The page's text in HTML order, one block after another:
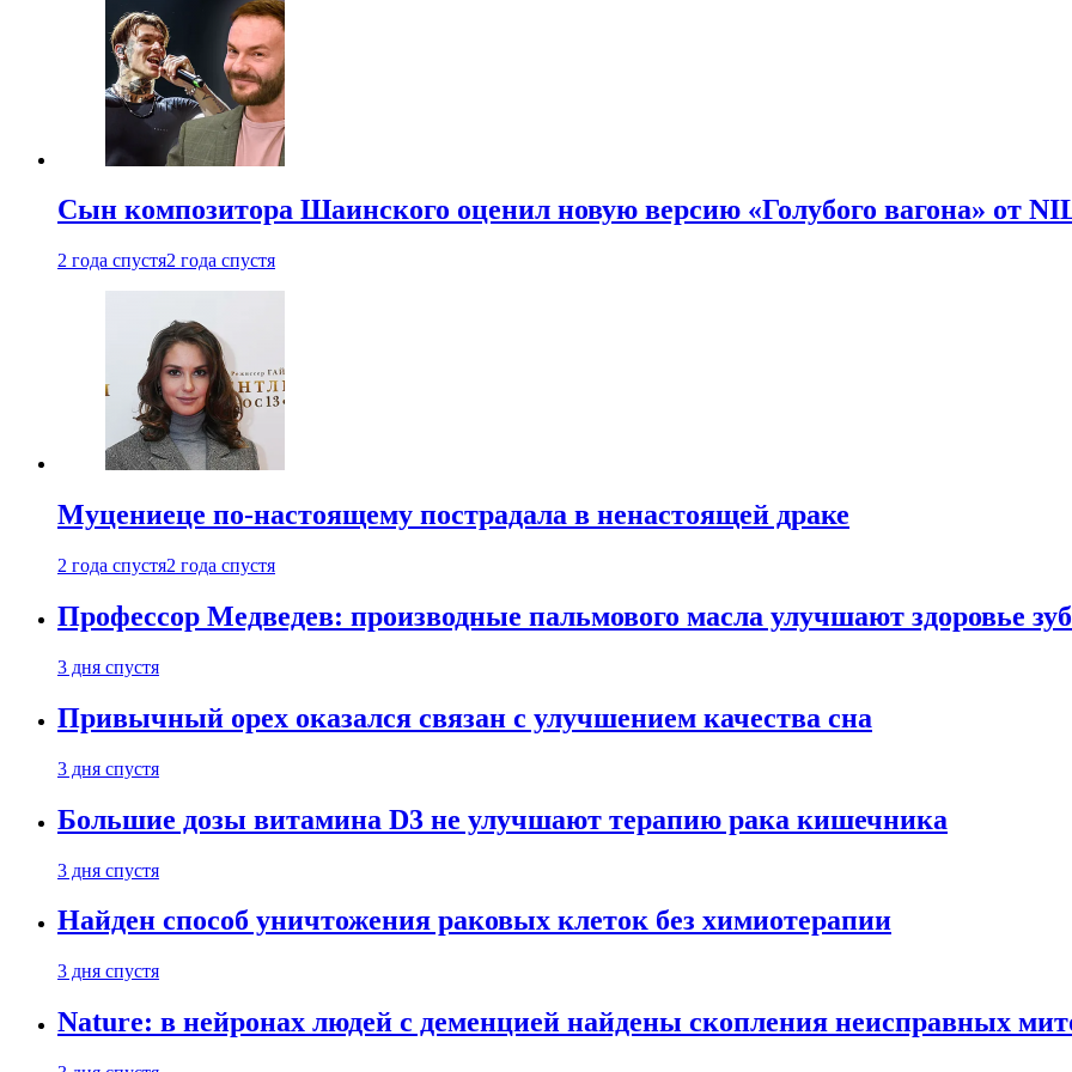
Сын композитора Шаинского оценил новую версию «Голубого вагона» от
2 года спустя2 года спустя
Муцениеце по-настоящему пострадала в ненастоящей драке
2 года спустя2 года спустя
Профессор Медведев: производные пальмового масла улучшают здоровье
3 дня спустя
Привычный орех оказался связан с улучшением качества сна
3 дня спустя
Большие дозы витамина D3 не улучшают терапию рака кишечника
3 дня спустя
Найден способ уничтожения раковых клеток без химиотерапии
3 дня спустя
Nature: в нейронах людей с деменцией найдены скопления неисправных